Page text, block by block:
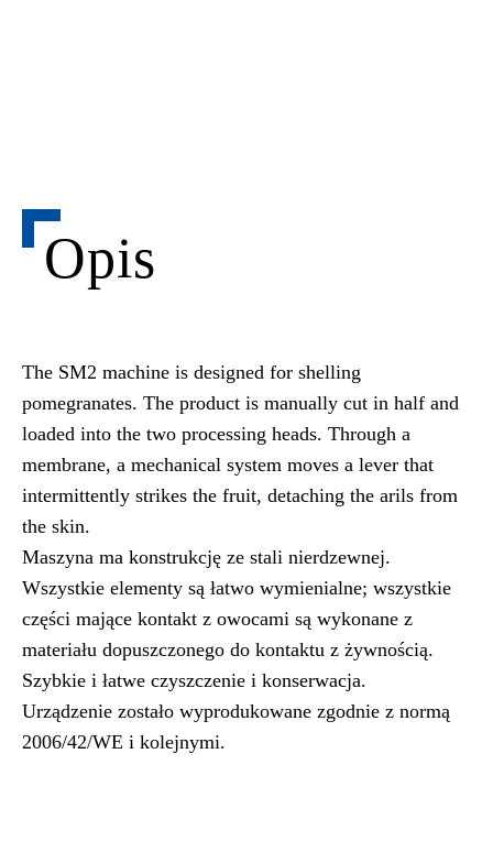
Opis
The SM2 machine is designed for shelling
pomegranates. The product is manually cut in half and
loaded into the two processing heads. Through a
membrane, a mechanical system moves a lever that
intermittently strikes the fruit, detaching the arils from
the skin.
Maszyna ma konstrukcję ze stali nierdzewnej.
Wszystkie elementy są łatwo wymienialne; wszystkie
części mające kontakt z owocami są wykonane z
materiału dopuszczonego do kontaktu z żywnością.
Szybkie i łatwe czyszczenie i konserwacja.
Urządzenie zostało wyprodukowane zgodnie z normą
2006/42/WE i kolejnymi.